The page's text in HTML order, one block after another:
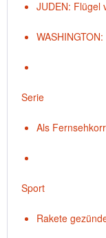
JUDEN: Flügel
Serie
Als
Sport
Rakete